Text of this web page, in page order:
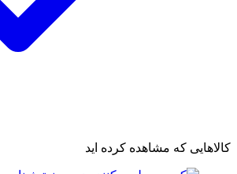
کالاهایی که مشاهده کرده اید